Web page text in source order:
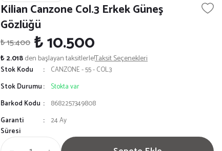
Kilian Canzone Col.3 Erkek Güneş
Gözlüğü
₺ 15.400 ₺ 10.500
₺ 2.018den başlayan taksitlerle!Taksit Seçenekleri
Stok Kodu
CANZONE - 55 - COL.3
Stok Durumu
Stokta var
Barkod Kodu
8682257349808
Garanti
Süresi
24 Ay